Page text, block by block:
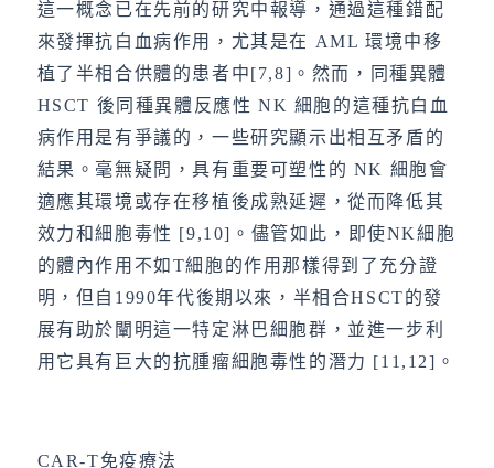
這一概念已在先前的研究中報導，通過這種錯配
來發揮抗白血病作用，尤其是在 AML 環境中移
植了半相合供體的患者中[7,8]。然而，同種異體
HSCT 後同種異體反應性 NK 細胞的這種抗白血
病作用是有爭議的，一些研究顯示出相互矛盾的
結果。毫無疑問，具有重要可塑性的 NK 細胞會
適應其環境或存在移植後成熟延遲，從而降低其
效力和細胞毒性 [9,10]。儘管如此，即使NK細胞
的體內作用不如T細胞的作用那樣得到了充分證
明，但自1990年代後期以來，半相合HSCT的發
展有助於闡明這一特定淋巴細胞群，並進一步利
用它具有巨大的抗腫瘤細胞毒性的潛力 [11,12]。
CAR-T免疫療法